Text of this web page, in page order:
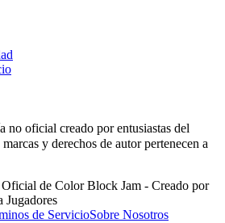
no oficial creado por entusiastas del
y derechos de autor pertenecen a
de Color Block Jam - Creado por
Jugadores
de ServicioSobre Nosotros